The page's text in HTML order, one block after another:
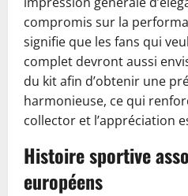
compromis sur la
signifie que les fans qui
complet devront aussi
du kit afin d’obtenir une
harmonieuse, ce qui
collector et l’appréciation
Histoire sportive
européens